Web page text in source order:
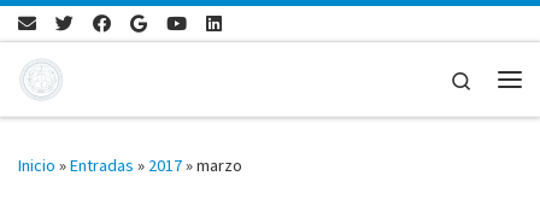
Saltar al contenido
Search
Inicio »Entradas » 2017»marzo